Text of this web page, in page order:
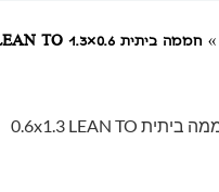
» חממה ביתית 0.6×1.3 LEAN TO